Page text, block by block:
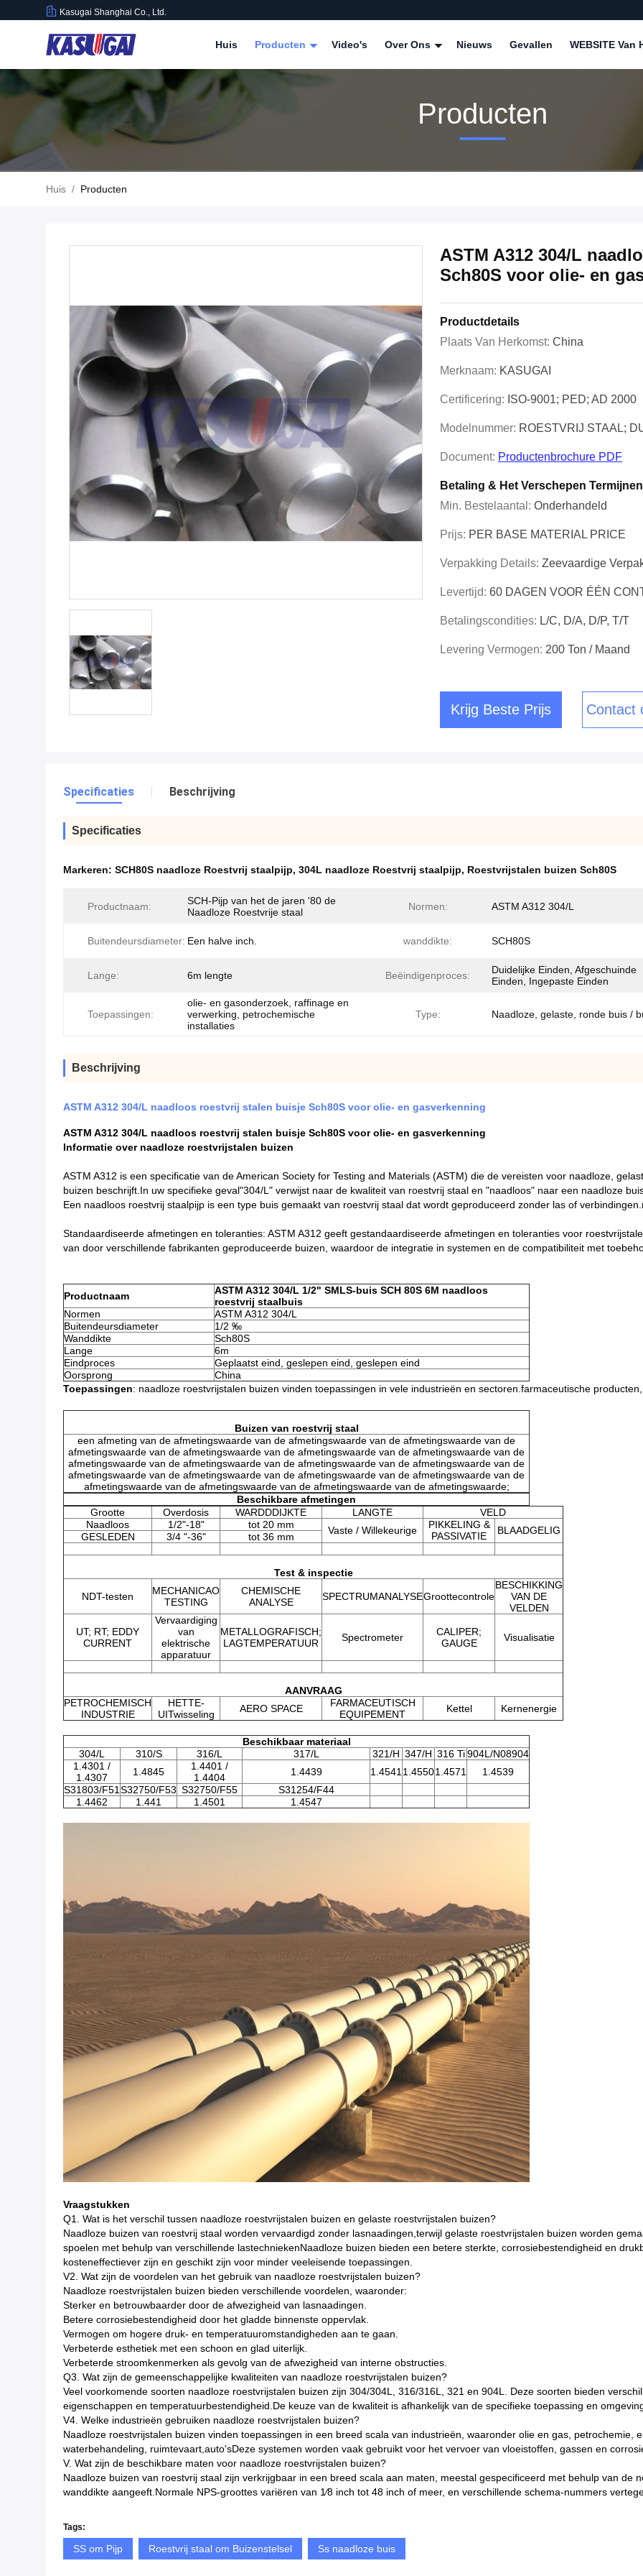
Kasugai Shanghai Co., Ltd.
Huis Producten Video's Over Ons Nieuws Gevallen WEBSITE Van
Producten
Huis / Producten
ASTM A312 304/L
Sch80S voor olie- en
Productdetails
Plaats Van Herkomst: China
Merknaam: KASUGAI
Certificering: ISO-9001; PED; AD 2000
Modelnummer: ROESTVRIJ STAAL;
Document: Productenbrochure PDF
Betaling & Het Verschepen Termijnen
Min. Bestelaantal: Onderhandeld
Prijs: PER BASE MATERIAL PRICE
Verpakking Details: Zeevaardige
Levertijd: 60 DAGEN VOOR ÉÉN
Betalingscondities: L/C, D/A, D/P, T/T
Levering Vermogen: 200 Ton / Maand
Krijg Beste Prijs Contact
Specificaties Beschrijving
Specificaties
Markeren: SCH80S naadloze Roestvrij staalpijp, 304L naadloze Roestvrij staalpijp, Roestvrijstalen buizen Sch80S
Productnaam:
SCH-Pijp van het de jaren '80 de
Naadloze Roestvrije staal
Normen: ASTM A312 304/L
Buitendeursdiameter: Een halve inch. wanddikte: SCH80S
Lange: 6m lengte Beëindigenproces:
Duidelijke Einden, Afgeschuinde
Einden, Ingepaste Einden
Toepassingen:
olie- en gasonderzoek, raffinage en
verwerking, petrochemische
installaties
Type: Naadloze, gelaste, ronde buis /
Beschrijving
ASTM A312 304/L naadloos roestvrij stalen buisje Sch80S voor olie- en gasverkenning
ASTM A312 304/L naadloos roestvrij stalen buisje Sch80S voor olie- en gasverkenning
Informatie over naadloze roestvrijstalen buizen
ASTM A312 is een specificatie van de American Society for Testing and Materials (ASTM) die de vereisten voor naadloze,
buizen beschrijft.In uw specifieke geval"304/L" verwijst naar de kwaliteit van roestvrij staal en "naadloos" naar een naadloze
Een naadloos roestvrij staalpijp is een type buis gemaakt van roestvrij staal dat wordt geproduceerd zonder las of
Standaardiseerde afmetingen en toleranties: ASTM A312 geeft gestandaardiseerde afmetingen en toleranties voor
van door verschillende fabrikanten geproduceerde buizen, waardoor de integratie in systemen en de compatibiliteit met
Productnaam
ASTM A312 304/L 1/2" SMLS-buis SCH 80S 6M naadloos
roestvrij staalbuis
Normen
ASTM A312 304/L
Buitendeursdiameter
1/2 ‰
Wanddikte
Sch80S
Lange
6m
Eindproces
Geplaatst eind, geslepen eind, geslepen eind
Oorsprong
China
Toepassingen: naadloze roestvrijstalen buizen vinden toepassingen in vele industrieën en sectoren.farmaceutische producten,
Buizen van roestvrij staal
een afmeting van de afmetingswaarde van de afmetingswaarde van de afmetingswaarde van de
afmetingswaarde van de afmetingswaarde van de afmetingswaarde van de afmetingswaarde van de
afmetingswaarde van de afmetingswaarde van de afmetingswaarde van de afmetingswaarde van de
afmetingswaarde van de afmetingswaarde van de afmetingswaarde van de afmetingswaarde van de
afmetingswaarde van de afmetingswaarde van de afmetingswaarde van de afmetingswaarde;
Beschikbare afmetingen
Grootte
Overdosis WARDDDIJKTE LANGTE
VELD
Naadloos
1/2"-18" tot 20 mm Vaste / Willekeurige
PIKKELING &
PASSIVATIE
BLAADGELIG
GESLEDEN 3/4 "-36" tot 36 mm
Test & inspectie
NDT-testen
MECHANICAO
TESTING
CHEMISCHE
ANALYSE
SPECTRUMANALYSEGroottecontrole
BESCHIKKING
VAN DE
VELDEN
UT; RT; EDDY
CURRENT
Vervaardiging
van
elektrische
apparatuur
METALLOGRAFISCH;
LAGTEMPERATUUR
Spectrometer
CALIPER;
GAUGE
Visualisatie
AANVRAAG
PETROCHEMISCH
INDUSTRIE
HETTE-
UITwisseling
AERO SPACE
FARMACEUTISCH
EQUIPEMENT
Kettel Kernenergie
Beschikbaar materiaal
304/L
310/S 316/L 317/L 321/H 347/H 316 Ti 904L/N08904
1.4301 /
1.4307
1.4845
1.4401 /
1.4404
1.4439 1.4541 1.45501.4571
1.4539
S31803/F51 S32750/F53 S32750/F55
S31254/F44
1.4462
1.441 1.4501 1.4547
Vraagstukken
Q1. Wat is het verschil tussen naadloze roestvrijstalen buizen en gelaste roestvrijstalen buizen?
Naadloze buizen van roestvrij staal worden vervaardigd zonder lasnaadingen,terwijl gelaste roestvrijstalen buizen worden
spoelen met behulp van verschillende lastechniekenNaadloze buizen bieden een betere sterkte, corrosiebestendigheid en
kosteneffectiever zijn en geschikt zijn voor minder veeleisende toepassingen.
V2. Wat zijn de voordelen van het gebruik van naadloze roestvrijstalen buizen?
Naadloze roestvrijstalen buizen bieden verschillende voordelen, waaronder:
Sterker en betrouwbaarder door de afwezigheid van lasnaadingen.
Betere corrosiebestendigheid door het gladde binnenste oppervlak.
Vermogen om hogere druk- en temperatuuromstandigheden aan te gaan.
Verbeterde esthetiek met een schoon en glad uiterlijk.
Verbeterde stroomkenmerken als gevolg van de afwezigheid van interne obstructies.
Q3. Wat zijn de gemeenschappelijke kwaliteiten van naadloze roestvrijstalen buizen?
Veel voorkomende soorten naadloze roestvrijstalen buizen zijn 304/304L, 316/316L, 321 en 904L. Deze soorten bieden
eigenschappen en temperatuurbestendigheid.De keuze van de kwaliteit is afhankelijk van de specifieke toepassing en
V4. Welke industrieën gebruiken naadloze roestvrijstalen buizen?
Naadloze roestvrijstalen buizen vinden toepassingen in een breed scala van industrieën, waaronder olie en gas, petrochemie,
waterbehandeling, ruimtevaart,auto'sDeze systemen worden vaak gebruikt voor het vervoer van vloeistoffen, gassen en
V. Wat zijn de beschikbare maten voor naadloze roestvrijstalen buizen?
Naadloze buizen van roestvrij staal zijn verkrijgbaar in een breed scala aan maten, meestal gespecificeerd met behulp van de
wanddikte aangeeft.Normale NPS-groottes variëren van 1⁄8 inch tot 48 inch of meer, en verschillende schema-nummers
Tags:
SS om Pijp Roestvrij staal om Buizenstelsel Ss naadloze buis